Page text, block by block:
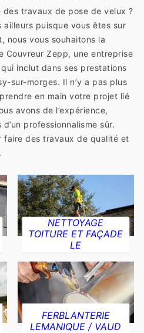
travaux de pose de velux ?
ailleurs puisque vous êtes sur
nous vous souhaitons la
Couvreur Zepp, une entreprise
inclut dans ses prestations
sur-morges. Il n’y a pas plus
en main votre projet lié
avons de l’expérience,
professionnalisme sûr.
faire des travaux de qualité et
NETTOYAGE
TOITURE ET FAÇADE
LE
FERBLANTERIE
LEMANIQUE / VAUD